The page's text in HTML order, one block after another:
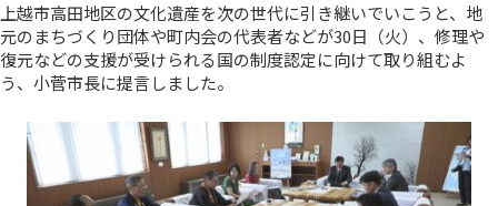
上越市高田地区の文化遺産を次の世代に引き継いでいこうと、地
元のまちづくり団体や町内会の代表者などが30日（火）、修理や
復元などの支援が受けられる国の制度認定に向けて取り組むよ
う、小菅市長に提言しました。